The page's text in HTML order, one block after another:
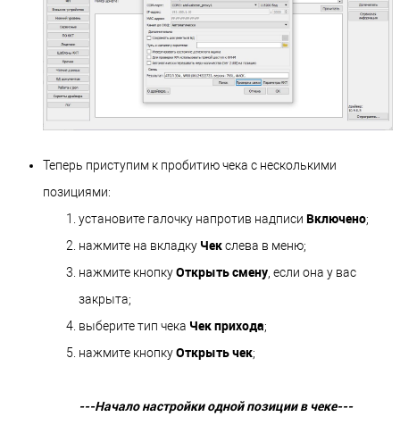
Теперь приступим к пробитию чека с несколькими
позициями:
установите галочку напротив надписи Включено;
нажмите на вкладку Чекслева в меню;
нажмите кнопкуОткрыть смену, если она у вас
закрыта;
выберите тип чека Чек прихода;
нажмите кнопкуОткрыть чек;
---Начало настройки одной позиции в чеке---